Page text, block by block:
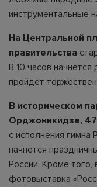
инструментальные
На Центральной
правительства
В 10 часов начнется
пройдет
В историческом
Орджоникидзе,
с исполнения гимна
начнется
России. Кроме того,
фотовыставка